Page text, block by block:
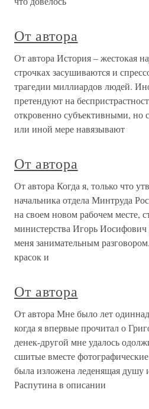
От автора
От автора История – жестокая
строчках засушиваются и
трагедии миллиардов людей.
претендуют на
откровенно субъективными, но
или иной мере навязывают
От автора
От автора Когда я, только что
начальника отдела Минтруда
на своем новом рабочем месте,
министерства Игорь Иосифович
меня занимательным
красок и
От автора
От автора Мне было лет
когда я впервые прочитал о
денек-другой мне удалось
сшитые вместе
была изложена леденящая душу
Распутина в описании